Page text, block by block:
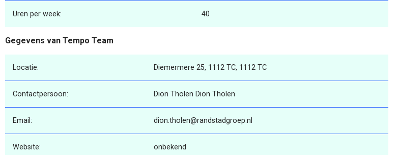
Uren per week: 40
Gegevens van Tempo Team
Locatie: Diemermere 25, 1112 TC, 1112 TC
Contactpersoon: Dion Tholen Dion Tholen
Email: dion.tholen@randstadgroep.nl
Website: onbekend